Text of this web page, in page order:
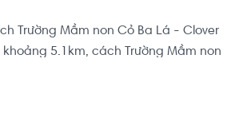
Trường Mầm non Cỏ Ba Lá - Clover
khoảng 5.1km, cách Trường Mầm non